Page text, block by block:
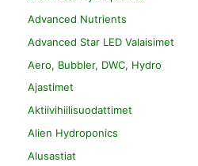
Advanced Nutrients
Advanced Star LED Valaisimet
Aero, Bubbler, DWC, Hydro
Ajastimet
Aktiivihiilisuodattimet
Alien Hydroponics
Alusastiat